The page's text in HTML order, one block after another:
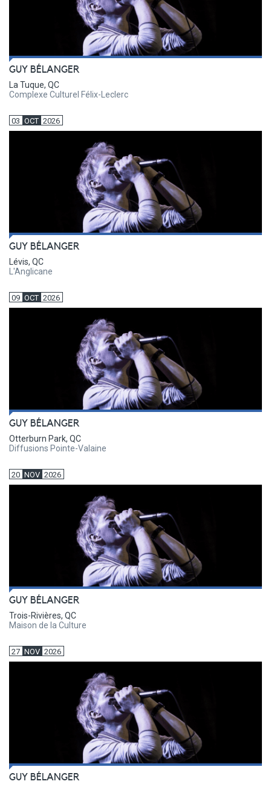
GUY BÉLANGER
La Tuque, QC
Complexe Culturel Félix-Leclerc
03 OCT 2026
GUY BÉLANGER
Lévis, QC
L'Anglicane
09 OCT 2026
GUY BÉLANGER
Otterburn Park, QC
Diffusions Pointe-Valaine
20 NOV 2026
GUY BÉLANGER
Trois-Rivières, QC
Maison de la Culture
27 NOV 2026
GUY BÉLANGER